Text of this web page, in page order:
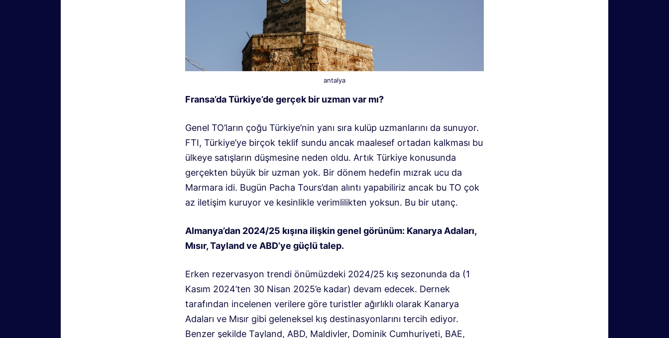
antalya
Fransa’da Türkiye’de gerçek bir uzman var mı?
Genel TO’ların çoğu Türkiye’nin yanı sıra kulüp uzmanlarını da sunuyor.
FTI, Türkiye’ye birçok teklif sundu ancak maalesef ortadan kalkması bu
ülkeye satışların düşmesine neden oldu. Artık Türkiye konusunda
gerçekten büyük bir uzman yok. Bir dönem hedefin mızrak ucu da
Marmara idi. Bugün Pacha Tours’dan alıntı yapabiliriz ancak bu TO çok
az iletişim kuruyor ve kesinlikle verimlilikten yoksun. Bu bir utanç.
Almanya’dan 2024/25 kışına ilişkin genel görünüm: Kanarya Adaları,
Mısır, Tayland ve ABD’ye güçlü talep.
Erken rezervasyon trendi önümüzdeki 2024/25 kış sezonunda da (1
Kasım 2024’ten 30 Nisan 2025’e kadar) devam edecek. Dernek
tarafından incelenen verilere göre turistler ağırlıklı olarak Kanarya
Adaları ve Mısır gibi geleneksel kış destinasyonlarını tercih ediyor.
Benzer şekilde Tayland, ABD, Maldivler, Dominik Cumhuriyeti, BAE,